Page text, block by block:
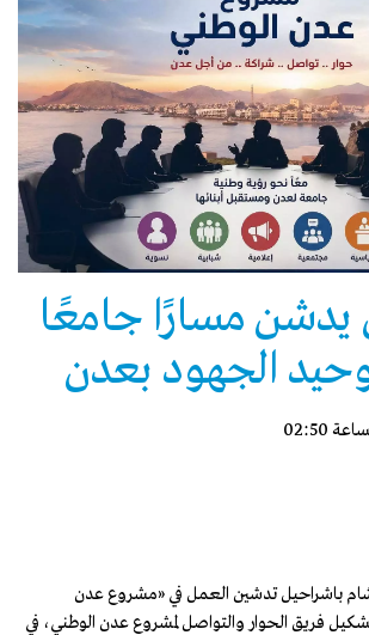
يدشن مسارًا جامعًا
الجهود بعدن
باشراحيل تدشين العمل في «مشروع عدن
فريق الحوار والتواصل لمشروع عدن الوطني، في